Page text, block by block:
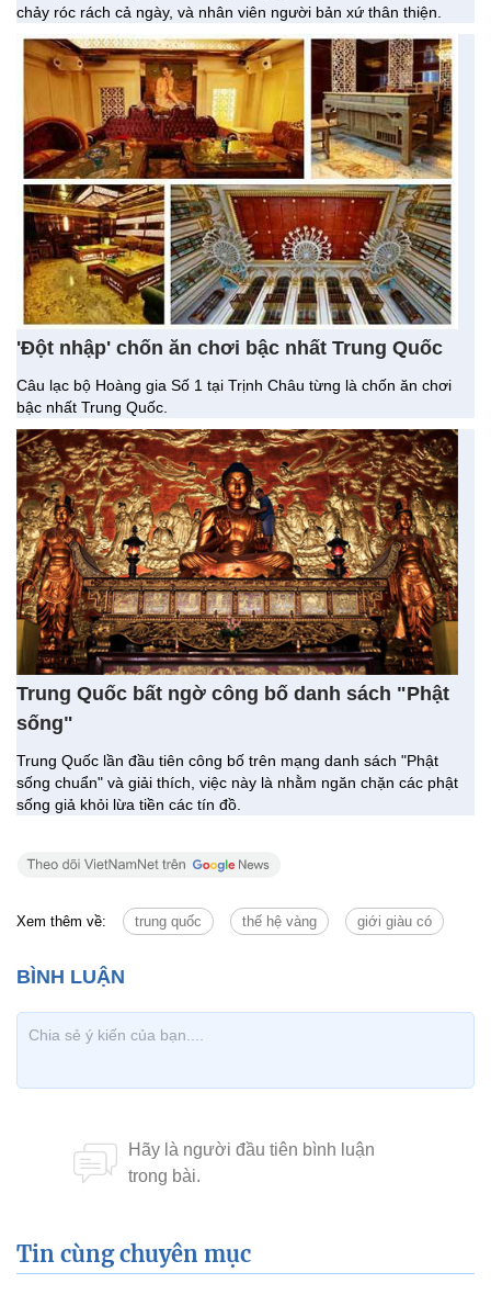
chảy róc rách cả ngày, và nhân viên người bản xứ thân thiện.
'Đột nhập' chốn ăn chơi bậc nhất Trung Quốc
Câu lạc bộ Hoàng gia Số 1 tại Trịnh Châu từng là chốn ăn chơi
bậc nhất Trung Quốc.
Trung Quốc bất ngờ công bố danh sách "Phật
sống"
Trung Quốc lần đầu tiên công bố trên mạng danh sách "Phật
sống chuẩn" và giải thích, việc này là nhằm ngăn chặn các phật
sống giả khỏi lừa tiền các tín đồ.
Xem thêm về: trung quốc thế hệ vàng giới giàu có
Tin cùng chuyên mục